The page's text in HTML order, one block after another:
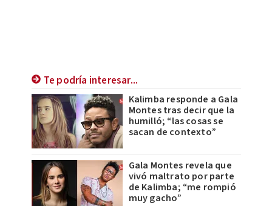
Te podría interesar...
Kalimba responde a Gala
Montes tras decir que la
humilló; “las cosas se
sacan de contexto”
Gala Montes revela que
vivó maltrato por parte
de Kalimba; “me rompió
muy gacho”